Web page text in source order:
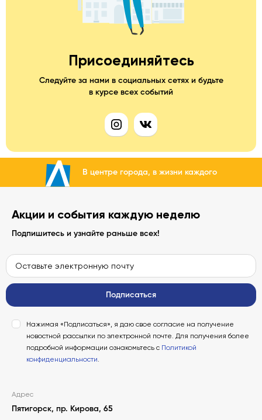
Присоединяйтесь
Следуйте за нами в социальных сетях и будьте
в курсе всех событий
В центре города, в жизни каждого
Акции и события каждую неделю
Подпишитесь и узнайте раньше всех!
Подписаться
Нажимая «Подписаться», я даю свое согласие на получение
новостной рассылки по электронной почте. Для получения более
подробной информации ознакомьтесь с Политикой
конфиденциальности.
Адрес
Пятигорск, пр. Кирова, 65